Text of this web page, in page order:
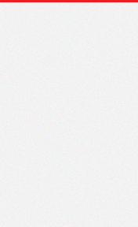
de